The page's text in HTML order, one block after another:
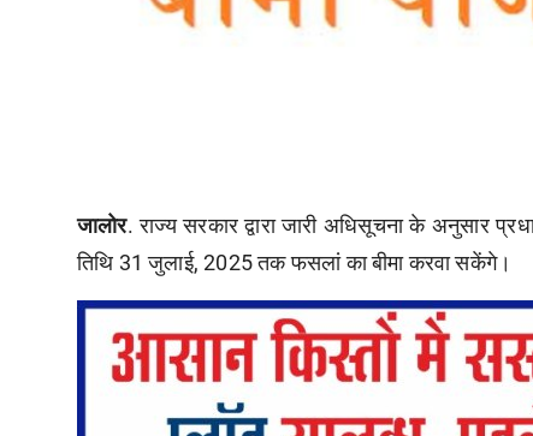
जालोर. राज्य सरकार द्वारा जारी अधिसूचना के अनुसार
तिथि 31 जुलाई, 2025 तक फसलां का बीमा करवा सकेंगे।